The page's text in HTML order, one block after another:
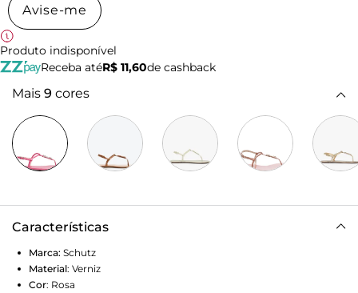
Avise-me
Produto indisponível
Receba atéR$ 11,60de cashback
Mais 9 cores
Características
Marca: Schutz
Material: Verniz
Cor: Rosa